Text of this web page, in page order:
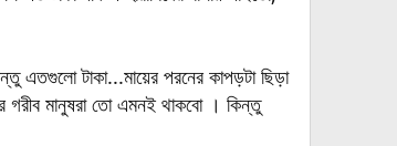
এতগুলো টাকা...মায়ের পরনের কাপড়টা ছিড়া
গরীব মানুষরা তো এমনই থাকবো । কিন্তু